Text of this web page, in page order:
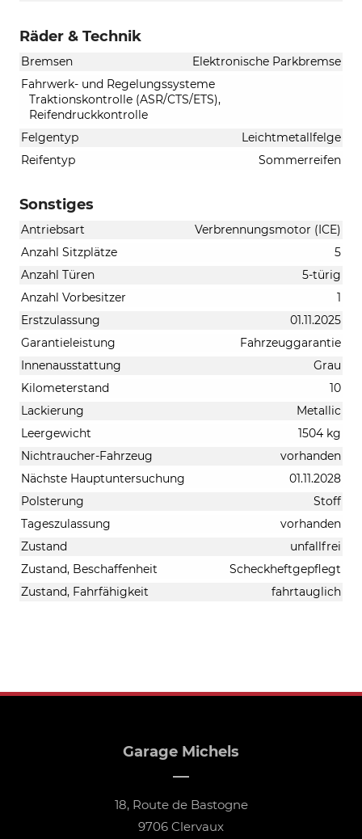
Räder & Technik
Bremsen
Elektronische Parkbremse
Fahrwerk- und Regelungssysteme
Traktionskontrolle (ASR/CTS/ETS),
Reifendruckkontrolle
Felgentyp
Leichtmetallfelge
Reifentyp
Sommerreifen
Sonstiges
Antriebsart
Verbrennungsmotor (ICE)
Anzahl Sitzplätze
5
Anzahl Türen
5-türig
Anzahl Vorbesitzer
1
Erstzulassung
01.11.2025
Garantieleistung
Fahrzeuggarantie
Innenausstattung
Grau
Kilometerstand
10
Lackierung
Metallic
Leergewicht
1504 kg
Nichtraucher-Fahrzeug
vorhanden
Nächste Hauptuntersuchung
01.11.2028
Polsterung
Stoff
Tageszulassung
vorhanden
Zustand
unfallfrei
Zustand, Beschaffenheit
Scheckheftgepflegt
Zustand, Fahrfähigkeit
fahrtauglich
Garage Michels
18, Route de Bastogne
9706 Clervaux